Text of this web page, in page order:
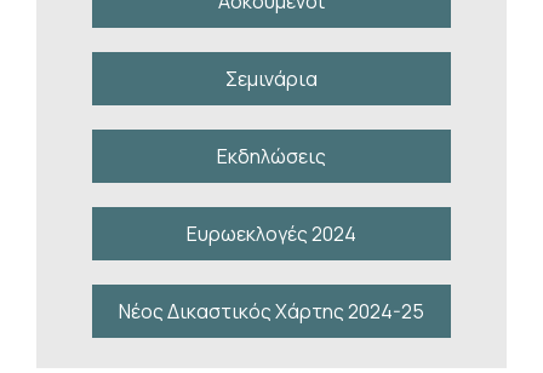
Σεμινάρια
Εκδηλώσεις
Ευρωεκλογές 2024
Νέος Δικαστικός Χάρτης 2024-25